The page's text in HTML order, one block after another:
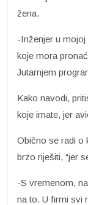
žena.
-Inženjer u
koje mora
Jutarnjem
Kako navodi,
koje imate, jer
Obično se radi o
brzo riješiti, “jer
-S vremenom,
na to. U firmi svi